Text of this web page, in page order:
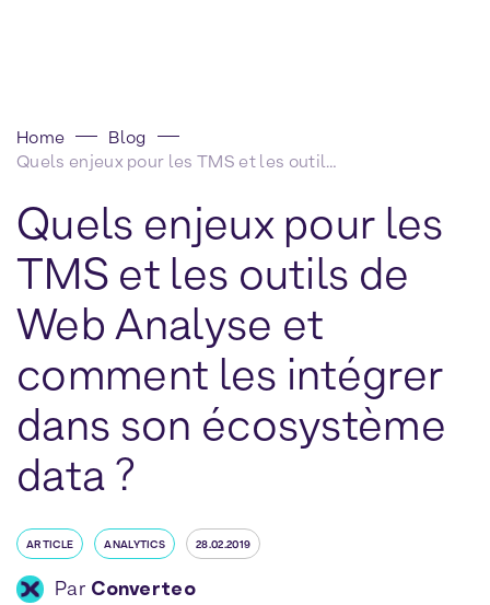
Home
Blog
Quels enjeux pour les TMS et les outils de Web Analyse et comment les intégrer dans son écosystème data ?
Quels enjeux pour les
TMS et les outils de
Web Analyse et
comment les intégrer
dans son écosystème
data ?
ARTICLE ANALYTICS 28.02.2019
Par Converteo